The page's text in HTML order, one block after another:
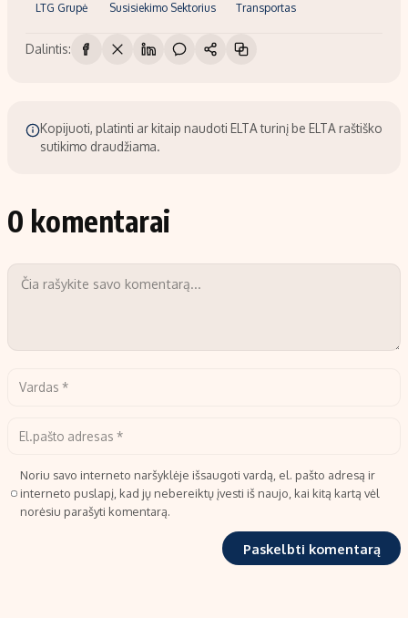
LTG Grupė Susisiekimo Sektorius Transportas
Dalintis:
Kopijuoti, platinti ar kitaip naudoti ELTA turinį be ELTA raštiško
sutikimo draudžiama.
0 komentarai
Noriu savo interneto naršyklėje išsaugoti vardą, el. pašto adresą ir
interneto puslapį, kad jų nebereiktų įvesti iš naujo, kai kitą kartą vėl
norėsiu parašyti komentarą.